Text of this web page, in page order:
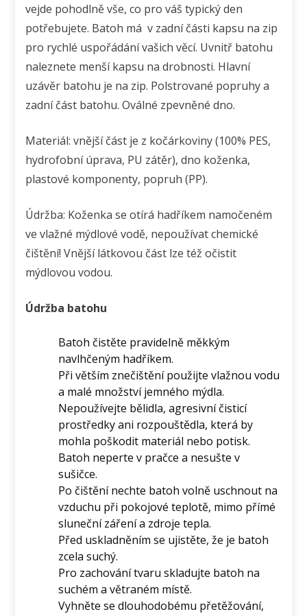
vejde pohodlně vše, co pro váš typický den
potřebujete. Batoh má v zadní části kapsu na zip
pro rychlé uspořádání vašich věcí. Uvnitř batohu
naleznete menší kapsu na drobnosti. Hlavní
uzávěr batohu je na zip. Polstrované popruhy a
zadní část batohu. Oválné zpevněné dno.
Materiál: vnější část je z kočárkoviny (100% PES,
hydrofobní úprava, PU zátěr), dno koženka,
plastové komponenty, popruh (PP).
Údržba: Koženka se otírá hadříkem namočeném
ve vlažné mýdlové vodě, nepoužívat chemické
čištění! Vnější látkovou část lze též očistit
mýdlovou vodou.
Údržba batohu
Batoh čistěte pravidelně měkkým
navlhčeným hadříkem.
Při větším znečištění použijte vlažnou vodu
a malé množství jemného mýdla.
Nepoužívejte bělidla, agresivní čisticí
prostředky ani rozpouštědla, která by
mohla poškodit materiál nebo potisk.
Batoh neperte v pračce a nesušte v
sušičce.
Po čištění nechte batoh volně uschnout na
vzduchu při pokojové teplotě, mimo přímé
sluneční záření a zdroje tepla.
Před uskladněním se ujistěte, že je batoh
zcela suchý.
Pro zachování tvaru skladujte batoh na
suchém a větraném místě.
Vyhněte se dlouhodobému přetěžování,